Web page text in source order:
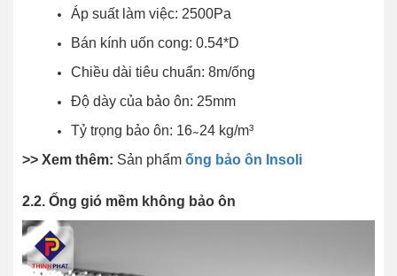
Áp suất làm việc: 2500Pa
Bán kính uốn cong: 0.54*D
Chiều dài tiêu chuẩn: 8m/ống
Độ dày của bảo ôn: 25mm
Tỷ trọng bảo ôn: 16 ̴ 24 kg/m³
>> Xem thêm: Sản phẩm ống bảo ôn Insoli
2.2. Ống gió mềm không bảo ôn